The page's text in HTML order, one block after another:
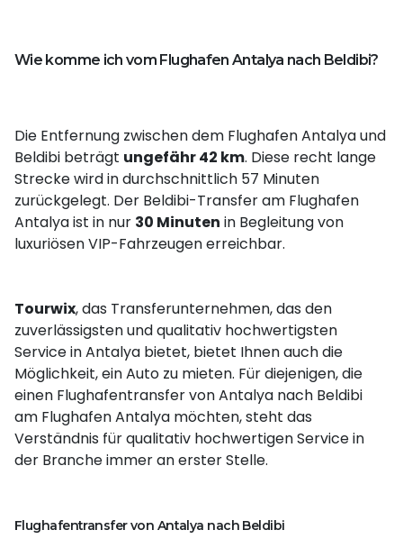
Wie komme ich vom Flughafen Antalya nach Beldibi?
Die Entfernung zwischen dem Flughafen Antalya und
Beldibi beträgt ungefähr 42 km. Diese recht lange
Strecke wird in durchschnittlich 57 Minuten
zurückgelegt. Der Beldibi-Transfer am Flughafen
Antalya ist in nur 30 Minuten in Begleitung von
luxuriösen VIP-Fahrzeugen erreichbar.
Tourwix, das Transferunternehmen, das den
zuverlässigsten und qualitativ hochwertigsten
Service in Antalya bietet, bietet Ihnen auch die
Möglichkeit, ein Auto zu mieten. Für diejenigen, die
einen Flughafentransfer von Antalya nach Beldibi
am Flughafen Antalya möchten, steht das
Verständnis für qualitativ hochwertigen Service in
der Branche immer an erster Stelle.
Flughafentransfer von Antalya nach Beldibi